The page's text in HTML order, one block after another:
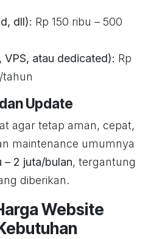
dll): Rp 150 ribu – 500
VPS, atau dedicated): Rp
tahun
Update
agar tetap aman, cepat,
maintenance umumnya
– 2 juta/bulan, tergantung
diberikan.
Website